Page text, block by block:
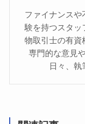
ファイナンスや
験を持つスタッ
物取引士の有資
専門的な意見
日々、執